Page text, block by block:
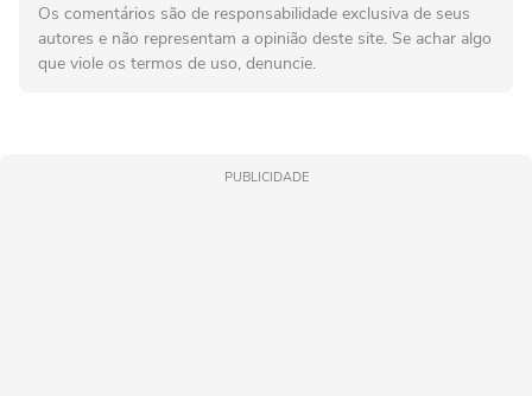
Os comentários são de responsabilidade exclusiva de seus
autores e não representam a opinião deste site. Se achar algo
que viole os termos de uso, denuncie.
PUBLICIDADE